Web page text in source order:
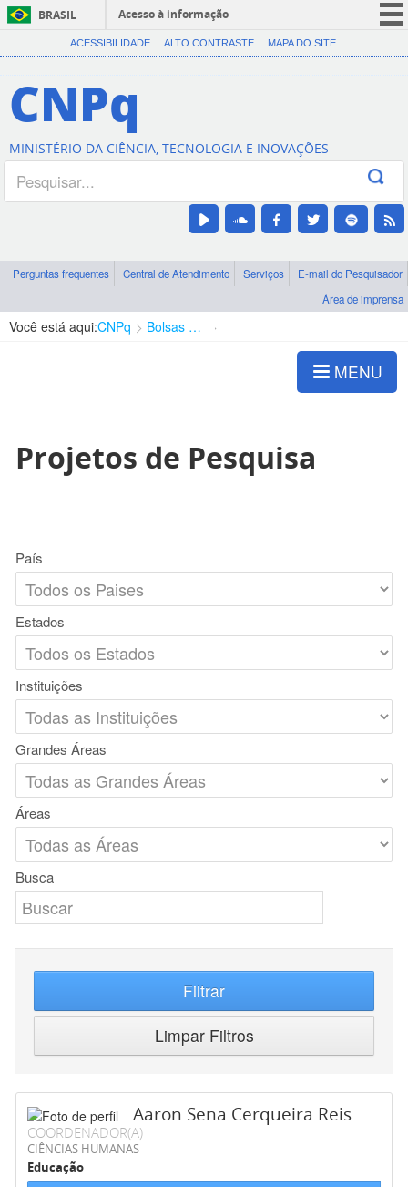
BRASIL
Acesso à informação
CORONAVÍRUS (COVID-19)
Canais
ACESSIBILIDADE ALTO CONTRASTE MAPA DO SITE
CNPq
MINISTÉRIO DA CIÊNCIA, TECNOLOGIA E INOVAÇÕES
Perguntas frequentes Central de Atendimento Serviços
E-mail do Pesquisador
Área de imprensa
Você está aqui:CNPq Bolsas e Auxílios Vigentes
MENU
Projetos de Pesquisa
País
Estados
Instituições
Grandes Áreas
Áreas
Busca
Filtrar
Limpar Filtros
Aaron Sena Cerqueira Reis
COORDENADOR(A)
CIÊNCIAS HUMANAS
Educação